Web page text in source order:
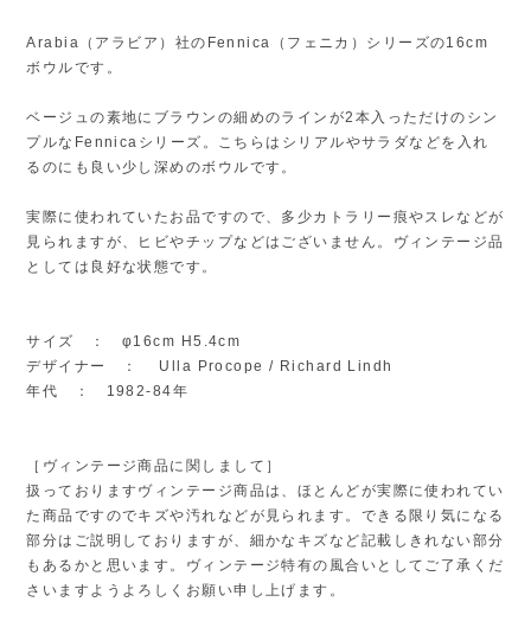
Arabia（アラビア）社のFennica（フェニカ）シリーズの16cm
ボウルです。
ベージュの素地にブラウンの細めのラインが2本入っただけのシン
プルなFennicaシリーズ。こちらはシリアルやサラダなどを入れ
るのにも良い少し深めのボウルです。
実際に使われていたお品ですので、多少カトラリー痕やスレなどが
見られますが、ヒビやチップなどはございません。ヴィンテージ品
としては良好な状態です。
サイズ ： φ16cm H5.4cm
デザイナー ： Ulla Procope / Richard Lindh
年代 ： 1982-84年
［ヴィンテージ商品に関しまして］
扱っておりますヴィンテージ商品は、ほとんどが実際に使われてい
た商品ですのでキズや汚れなどが見られます。できる限り気になる
部分はご説明しておりますが、細かなキズなど記載しきれない部分
もあるかと思います。ヴィンテージ特有の風合いとしてご了承くだ
さいますようよろしくお願い申し上げます。